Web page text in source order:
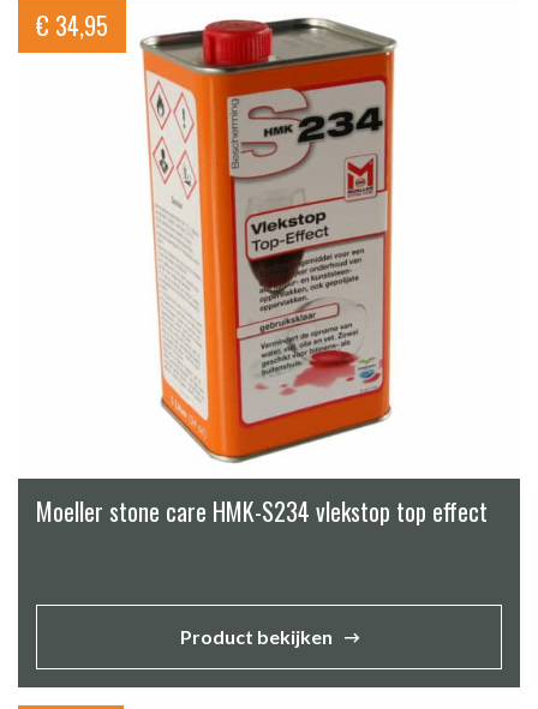
€ 34,95
Moeller stone care HMK-S234 vlekstop top effect
Product bekijken